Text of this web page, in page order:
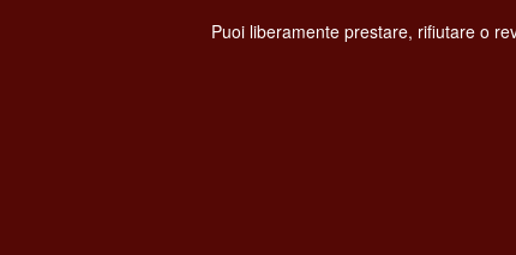
Puoi liberamente prestare, rifiutare o